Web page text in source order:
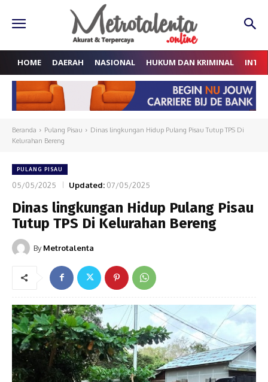
HOME DAERAH NASIONAL HUKUM DAN KRIMINAL
Beranda Pulang Pisau
Dinas lingkungan Hidup Pulang Pisau Tutup TPS Di
Kelurahan Bereng
PULANG PISAU
05/05/2025 Updated: 07/05/2025
Dinas lingkungan Hidup Pulang Pisau
Tutup TPS Di Kelurahan Bereng
By Metrotalenta